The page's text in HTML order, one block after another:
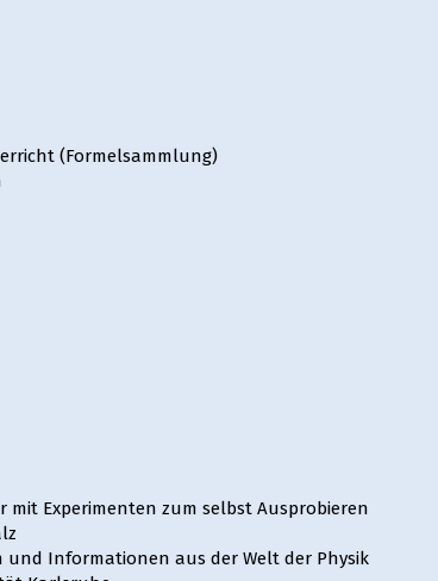
(Formelsammlung)
mit Experimenten zum selbst Ausprobieren
Informationen aus der Welt der Physik